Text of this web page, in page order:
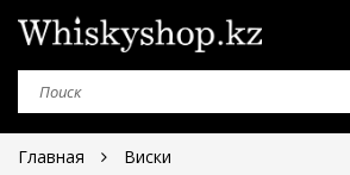
Главная Виски